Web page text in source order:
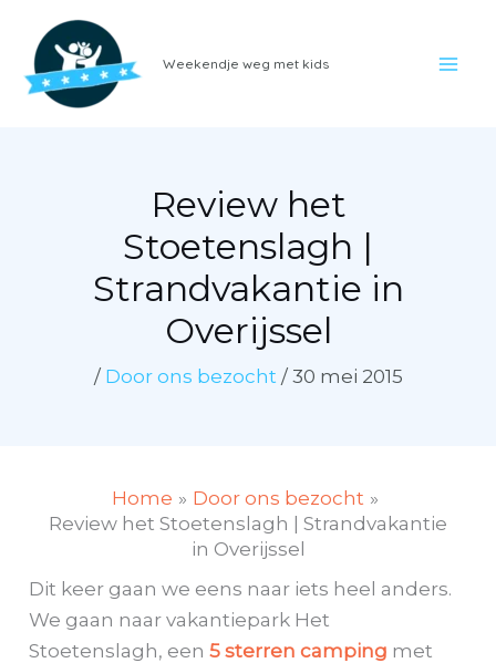
naar
de
inhoud
Weekendje weg met kids
Review het
Stoetenslagh |
Strandvakantie in
Overijssel
/ Door ons bezocht / 30 mei 2015
Home
Door ons bezocht
Review het Stoetenslagh | Strandvakantie
in Overijssel
Dit keer gaan we eens naar iets heel anders.
We gaan naar vakantiepark Het
Stoetenslagh, een5 sterren camping met